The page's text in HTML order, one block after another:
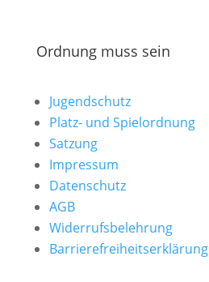
Ordnung muss sein
Jugendschutz
Platz- und Spielordnung
Satzung
Impressum
Datenschutz
AGB
Widerrufsbelehrung
Barrierefreiheitserklärung